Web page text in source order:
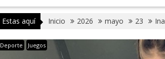
Estas aquí Inicio 2026 mayo 23
Deporte Juegos